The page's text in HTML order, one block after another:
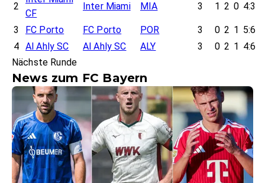
2
CF
Inter Miami MIA 3 1 2 0 4:3
3 FC Porto FC Porto POR 3 0 2 1 5:6
4 Al Ahly SC Al Ahly SC ALY 3 0 2 1 4:6
Nächste Runde
News zum FC Bayern